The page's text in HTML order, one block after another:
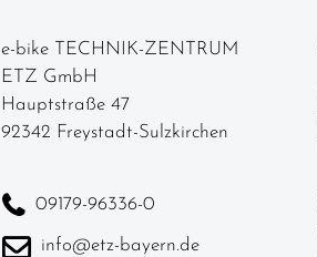
e-bike TECHNIK-ZENTRUM
ETZ GmbH
Hauptstraße 47
92342 Freystadt-Sulzkirchen
09179-96336-0
info@etz-bayern.de